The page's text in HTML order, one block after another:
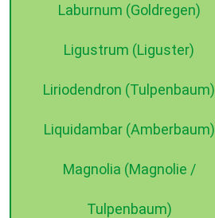
Laburnum (Goldregen)
Ligustrum (Liguster)
Liriodendron (Tulpenbaum)
Liquidambar (Amberbaum)
Magnolia (Magnolie /
Tulpenbaum)